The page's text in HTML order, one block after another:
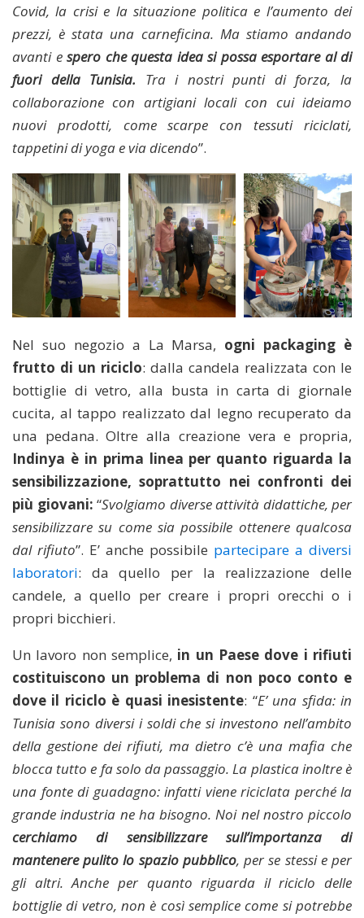
Covid, la crisi e la situazione politica e l’aumento dei
prezzi, è stata una carneficina. Ma stiamo andando
avanti e spero che questa idea si possa esportare al di
fuori della Tunisia. Tra i nostri punti di forza, la
collaborazione con artigiani locali con cui ideiamo
nuovi prodotti, come scarpe con tessuti riciclati,
tappetini di yoga e via dicendo”.
Nel suo negozio a La Marsa, ogni packaging è
frutto di un riciclo: dalla candela realizzata con le
bottiglie di vetro, alla busta in carta di giornale
cucita, al tappo realizzato dal legno recuperato da
una pedana. Oltre alla creazione vera e propria,
Indinya è in prima linea per quanto riguarda la
sensibilizzazione, soprattutto nei confronti dei
più giovani: “Svolgiamo diverse attività didattiche, per
sensibilizzare su come sia possibile ottenere qualcosa
dal rifiuto”. E’ anche possibile partecipare a diversi
laboratori: da quello per la realizzazione delle
candele, a quello per creare i propri orecchi o i
propri bicchieri.
Un lavoro non semplice, in un Paese dove i rifiuti
costituiscono un problema di non poco conto e
dove il riciclo è quasi inesistente: “E’ una sfida: in
Tunisia sono diversi i soldi che si investono nell’ambito
della gestione dei rifiuti, ma dietro c’è una mafia che
blocca tutto e fa solo da passaggio. La plastica inoltre è
una fonte di guadagno: infatti viene riciclata perché la
grande industria ne ha bisogno. Noi nel nostro piccolo
cerchiamo di sensibilizzare sull’importanza di
mantenere pulito lo spazio pubblico, per se stessi e per
gli altri. Anche per quanto riguarda il riciclo delle
bottiglie di vetro, non è così semplice come si potrebbe